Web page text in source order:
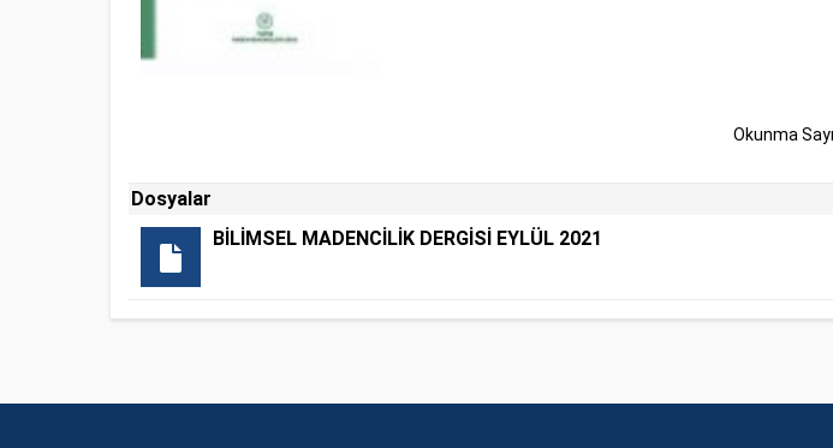
Okunma
Dosyalar
BİLİMSEL MADENCİLİK DERGİSİ EYLÜL 2021